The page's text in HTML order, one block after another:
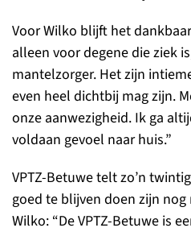
Voor Wilko blijft het
alleen voor degene die ziek
mantelzorger. Het zijn
even heel dichtbij mag zijn.
onze aanwezigheid. Ik ga
voldaan gevoel naar huis.”
VPTZ-Betuwe telt zo’n
goed te blijven doen zijn
Wilko: “De VPTZ-Betuwe is